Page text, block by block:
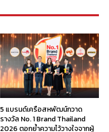
5 แบรนด์เครือสหพัฒน์กวาด
รางวัล No. 1 Brand Thailand
2026 ตอกย้ำความไว้วางใจจากผู้